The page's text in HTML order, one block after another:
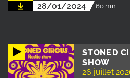
STONED
SHOW
26 juillet
28/01/2024 60 mn